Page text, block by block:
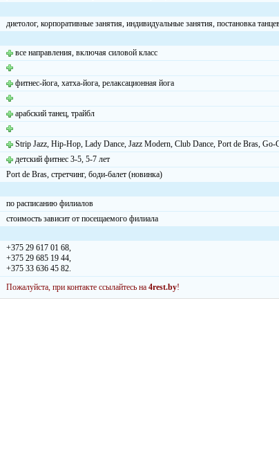
диетолог, корпоративные занятия, индивидуальные занятия, постановка
все направления, включая силовой класс
фитнес-йога, хатха-йога, релаксационная йога
арабский танец, трайбл
Strip Jazz, Hip-Hop, Lady Dance, Jazz Modern, Club Dance, Port de Bras, Go-
детский фитнес 3-5, 5-7 лет
Port de Bras, стретчинг, боди-балет (новинка)
по расписанию филиалов
стоимость зависит от посещаемого филиала
+375 29 617 01 68,
+375 29 685 19 44,
+375 33 636 45 82.
Пожалуйста, при контакте ссылайтесь на 4rest.by!